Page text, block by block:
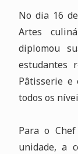
No dia 16
Artes
diplomou
estudantes
Pâtisserie e
todos os
Para o
unidade, a